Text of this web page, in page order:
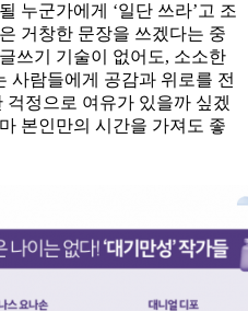
누군가에게 ‘일단 쓰라’고 조
거창한 문장을 쓰겠다는 중
쓰기 기술이 없어도, 소소한
사람들에게 공감과 위로를 전
정으로 여유가 있을까 싶겠
본인만의 시간을 가져도 좋